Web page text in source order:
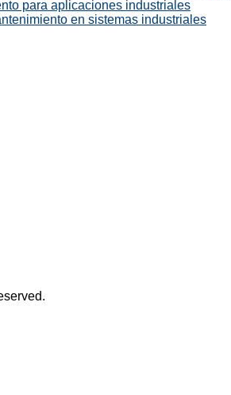
para aplicaciones industriales
en sistemas industriales